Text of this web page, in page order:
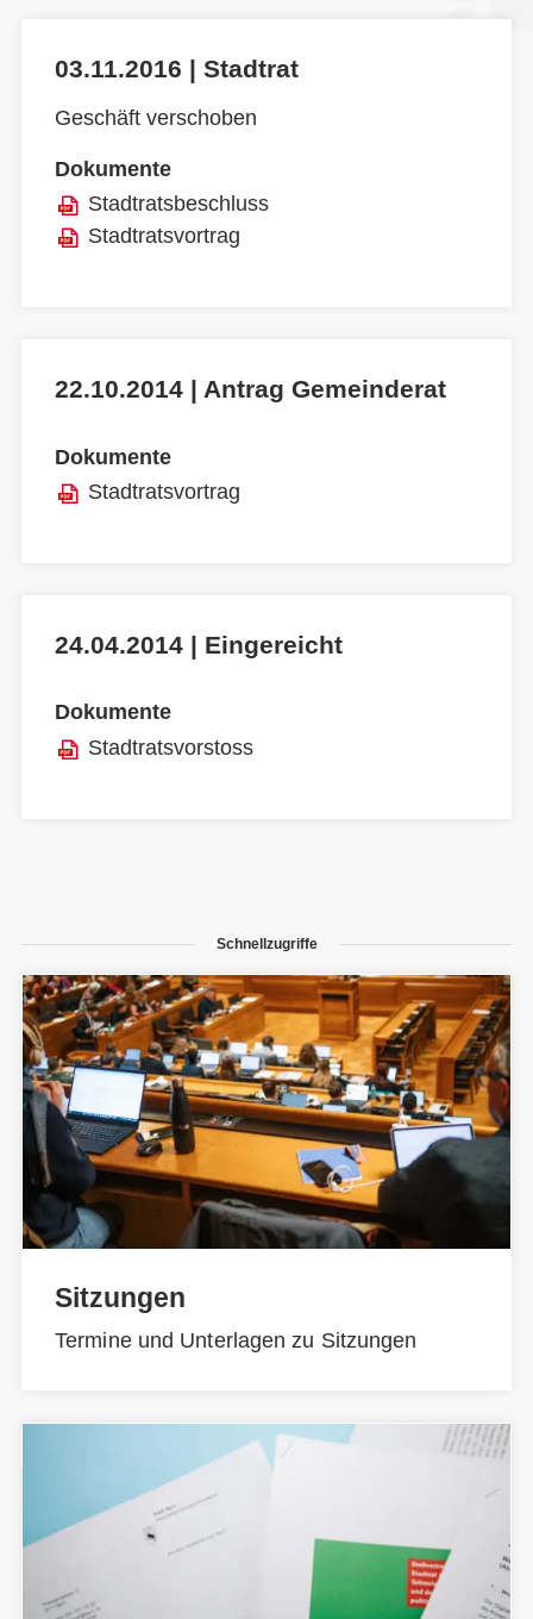
03.11.2016 | Stadtrat
Geschäft verschoben
Dokumente
Stadtratsbeschluss
Stadtratsvortrag
22.10.2014 | Antrag Gemeinderat
Dokumente
Stadtratsvortrag
24.04.2014 | Eingereicht
Dokumente
Stadtratsvorstoss
Schnellzugriffe
Sitzungen
Termine und Unterlagen zu Sitzungen